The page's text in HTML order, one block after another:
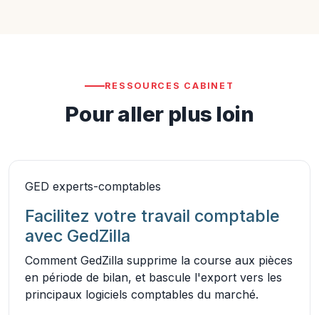
RESSOURCES CABINET
Pour aller plus loin
GED experts-comptables
Facilitez votre travail comptable
avec GedZilla
Comment GedZilla supprime la course aux pièces
en période de bilan, et bascule l'export vers les
principaux logiciels comptables du marché.